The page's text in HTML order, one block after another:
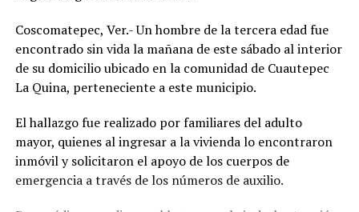
Coscomatepec, Ver.- Un hombre de la tercera edad fue
encontrado sin vida la mañana de este sábado al interior
de su domicilio ubicado en la comunidad de Cuautepec
La Quina, perteneciente a este municipio.
El hallazgo fue realizado por familiares del adulto
mayor, quienes al ingresar a la vivienda lo encontraron
inmóvil y solicitaron el apoyo de los cuerpos de
emergencia a través de los números de auxilio.